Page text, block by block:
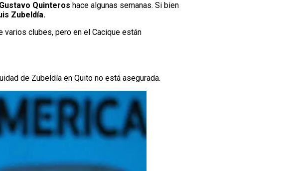
Gustavo Quinteros hace algunas semanas. Si bien
Zubeldía.
varios clubes, pero en el Cacique están
de Zubeldía en Quito no está asegurada.